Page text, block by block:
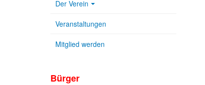
Der Verein
Veranstaltungen
Mitglied werden
Bürger